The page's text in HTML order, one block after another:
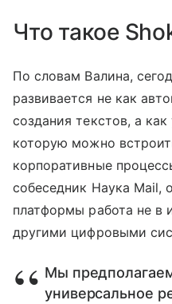
Что такое
По словам Валина,
развивается не как
создания текстов, а
которую можно
корпоративные
собеседник Наука Mail,
платформы работа не в
другими цифровыми
Мы
универсальное